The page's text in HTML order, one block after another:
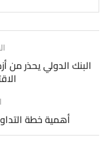
البنك الدولي يحذر من
أهمية خطة